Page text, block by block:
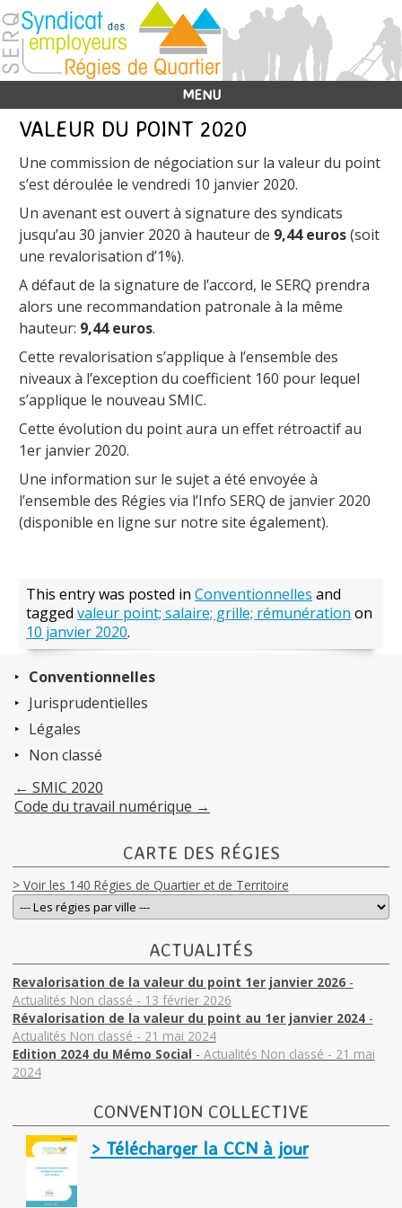
MENU
VALEUR DU POINT 2020
Une commission de négociation sur la valeur du point
s’est déroulée le vendredi 10 janvier 2020.
Un avenant est ouvert à signature des syndicats
jusqu’au 30 janvier 2020 à hauteur de 9,44 euros(soit
une revalorisation d’1%).
A défaut de la signature de l’accord, le SERQ prendra
alors une recommandation patronale à la même
hauteur: 9,44 euros.
Cette revalorisation s’applique à l’ensemble des
niveaux à l’exception du coefficient 160 pour lequel
s’applique le nouveau SMIC.
Cette évolution du point aura un effet rétroactif au
1er janvier 2020.
Une information sur le sujet a été envoyée à
l’ensemble des Régies via l’Info SERQ de janvier 2020
(disponible en ligne sur notre site également).
This entry was posted inConventionnelles and
taggedvaleur point; salaire; grille; rémunération on
10 janvier 2020.
Conventionnelles
Jurisprudentielles
Légales
Non classé
← SMIC 2020
Code du travail numérique →
CARTE DES RÉGIES
> Voir les 140 Régies de Quartier et de Territoire
ACTUALITÉS
Revalorisation de la valeur du point 1er janvier 2026-
Actualités Non classé - 13 février 2026
Révalorisation de la valeur du point au 1er janvier 2024-
Actualités Non classé - 21 mai 2024
Edition 2024 du Mémo Social - Actualités Non classé - 21 mai
2024
CONVENTION COLLECTIVE
> Télécharger la CCN à jour